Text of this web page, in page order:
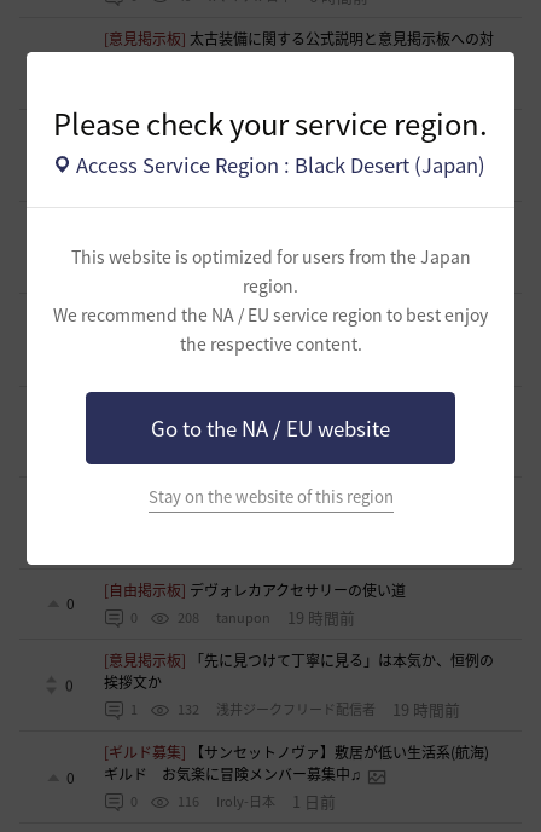
Please check your service region.
Access Service Region : Black Desert (Japan)
This website is optimized for users from the Japan
region.
We recommend the NA / EU service region to best enjoy
the respective content.
Go to the NA / EU website
Stay on the website of this region
[意見掲示板] 太古装備に関する公式説明と意見掲示板への対
2
[ファンアート & 創作]内容ないびみょマンガ その45 転生し
たら黒い砂漠だった件
きゅんきゅん-日本 11 時間前
1
ったり自由なギルドです♪
[ギルド募集]【新設1段拠点戦ギルド】「えにぐま」ギルド
メンバー募集中！
[ギルド募集]新設ギルド 「Shmurda」立ち上げメンバー募
0
[自由掲示板] デヴォレカアクセサリーの使い道
0 208 tanupon 19 時間前
0
[意見掲示板]
「先に見つけて丁寧に見る」は本気か、恒例の
挨拶文か
1 132 浅井ジークフリード配信者 19 時間前
0
[ギルド募集]
【サンセットノヴァ】敷居が低い生活系(航海)
ギルド お気楽に冒険メンバー募集中♫
0 116 Iroly-日本 1 日前